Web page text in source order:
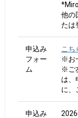
他の
たは
申込み
フォー
ム
こち
※お
※ご
は、
に、
申込み